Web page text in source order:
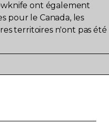
ont également
pour le Canada, les
territoires n'ont pas été